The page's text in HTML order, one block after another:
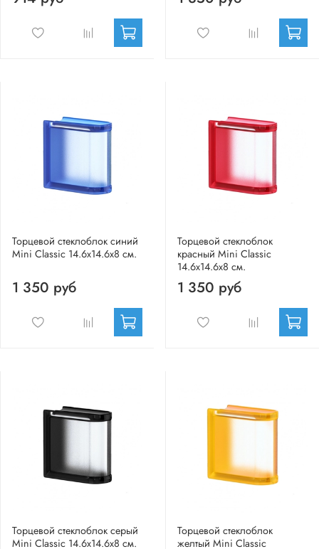
Торцевой стеклоблок синий
Mini Classic 14.6x14.6x8 см.
1 350 руб
Торцевой стеклоблок
красный Mini Classic
14.6x14.6x8 см.
1 350 руб
Торцевой стеклоблок серый
Mini Classic 14.6x14.6x8 см.
Торцевой стеклоблок
желтый Mini Classic